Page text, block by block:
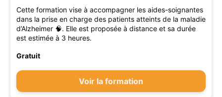
Cette formation vise à accompagner les aides-soignantes
dans la prise en charge des patients atteints de la maladie
d’Alzheimer 🧠. Elle est proposée à distance et sa durée
est estimée à 3 heures.
Gratuit
Voir la formation